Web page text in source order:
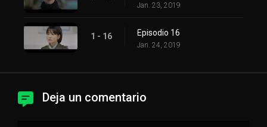
Jan. 23, 2019
1 - 16 Episodio 16
Jan. 24, 2019
Deja un comentario